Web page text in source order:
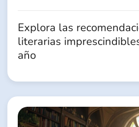
Explora las
literarias
año